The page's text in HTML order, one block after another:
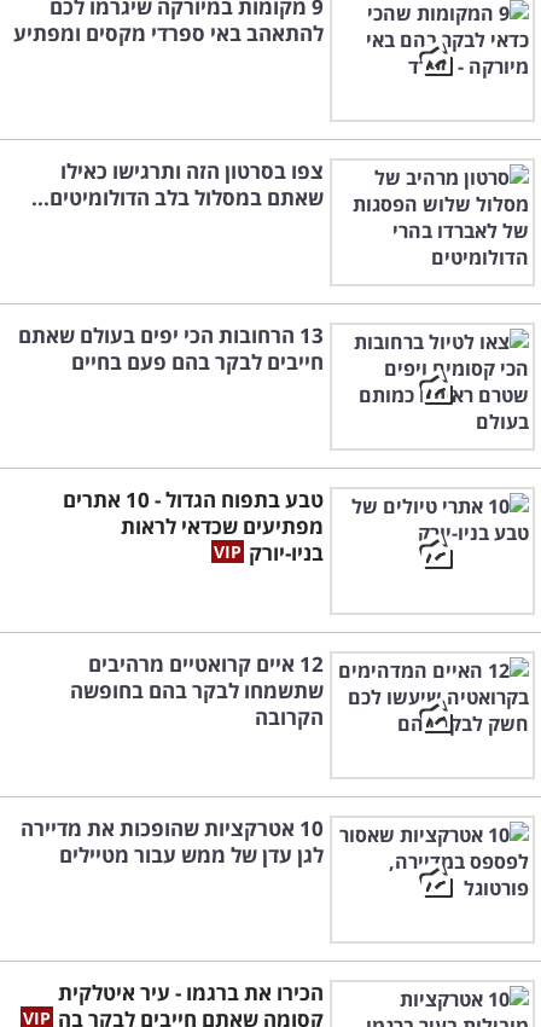
9 מקומות במיורקה שיגרמו לכם
להתאהב באי ספרדי מקסים ומפתיע
צפו בסרטון הזה ותרגישו כאילו
שאתם במסלול בלב הדולומיטים...
13 הרחובות הכי יפים בעולם שאתם
חייבים לבקר בהם פעם בחיים
טבע בתפוח הגדול - 10 אתרים
מפתיעים שכדאי לראות
בניו-יורק
12 איים קרואטיים מרהיבים
שתשמחו לבקר בהם בחופשה
הקרובה
10 אטרקציות שהופכות את מדיירה
לגן עדן של ממש עבור מטיילים
הכירו את ברגמו - עיר איטלקית
קסומה שאתם חייבים לבקר בה